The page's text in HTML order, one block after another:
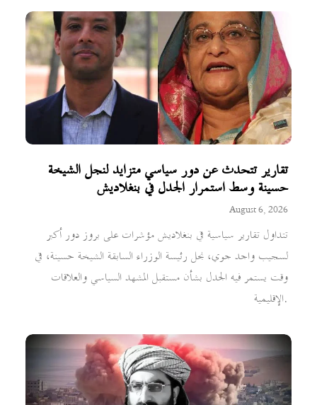
تقارير تتحدث عن دور سياسي متزايد لنجل الشيخة
حسينة وسط استمرار الجدل في بنغلاديش
August 6, 2026
تتداول تقارير سياسية في بنغلاديش مؤشرات على بروز دور أكبر
لسجيب واجد جوي، نجل رئيسة الوزراء السابقة الشيخة حسينة، في
وقت يستمر فيه الجدل بشأن مستقبل المشهد السياسي والعلاقات
الإقليمية.